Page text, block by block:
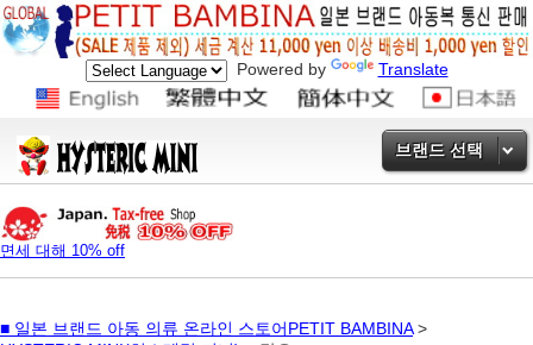
Powered by Translate
브랜드 선택
면세 대해 10% off
■ 일본 브랜드 아동 의류 온라인 스토어PETIT BAMBINA>